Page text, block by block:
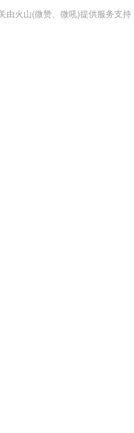
由火山(微赞、微吼)提供服务支持